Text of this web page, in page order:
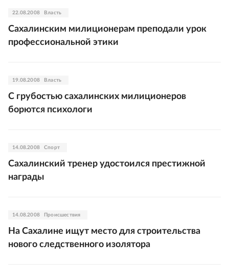
22.08.2008 Власть
Сахалинским милиционерам преподали урок
профессиональной этики
19.08.2008 Власть
С грубостью сахалинских милиционеров
борются психологи
14.08.2008 Спорт
Сахалинский тренер удостоился престижной
награды
14.08.2008 Происшествия
На Сахалине ищут место для строительства
нового следственного изолятора